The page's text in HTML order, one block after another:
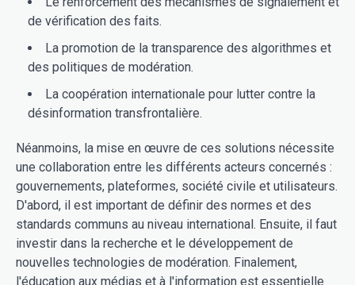
de vérification des faits.
La promotion de la transparence des algorithmes et
des politiques de modération.
La coopération internationale pour lutter contre la
désinformation transfrontalière.
Néanmoins, la mise en œuvre de ces solutions nécessite
une collaboration entre les différents acteurs concernés :
gouvernements, plateformes, société civile et utilisateurs.
D'abord, il est important de définir des normes et des
standards communs au niveau international. Ensuite, il faut
investir dans la recherche et le développement de
nouvelles technologies de modération. Finalement,
l'éducation aux médias et à l'information est essentielle